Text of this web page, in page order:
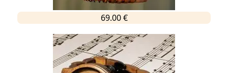
69.00 €